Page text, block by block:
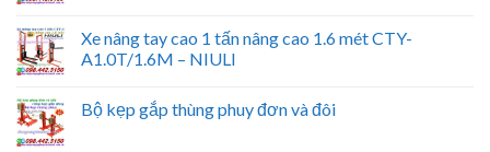
Xe nâng tay cao 1 tấn nâng cao 1.6 mét CTY-
A1.0T/1.6M – NIULI
Bộ kẹp gắp thùng phuy đơn và đôi